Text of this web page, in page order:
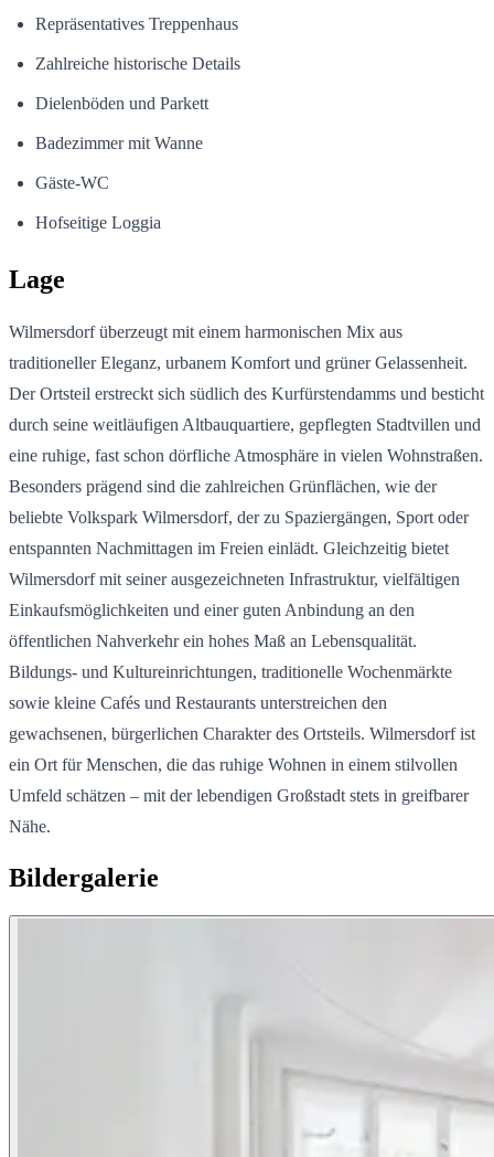
Repräsentatives Treppenhaus
Zahlreiche historische Details
Dielenböden und Parkett
Badezimmer mit Wanne
Gäste-WC
Hofseitige Loggia
Lage
Wilmersdorf überzeugt mit einem harmonischen Mix aus
traditioneller Eleganz, urbanem Komfort und grüner Gelassenheit.
Der Ortsteil erstreckt sich südlich des Kurfürstendamms und besticht
durch seine weitläufigen Altbauquartiere, gepflegten Stadtvillen und
eine ruhige, fast schon dörfliche Atmosphäre in vielen Wohnstraßen.
Besonders prägend sind die zahlreichen Grünflächen, wie der
beliebte Volkspark Wilmersdorf, der zu Spaziergängen, Sport oder
entspannten Nachmittagen im Freien einlädt. Gleichzeitig bietet
Wilmersdorf mit seiner ausgezeichneten Infrastruktur, vielfältigen
Einkaufsmöglichkeiten und einer guten Anbindung an den
öffentlichen Nahverkehr ein hohes Maß an Lebensqualität.
Bildungs- und Kultureinrichtungen, traditionelle Wochenmärkte
sowie kleine Cafés und Restaurants unterstreichen den
gewachsenen, bürgerlichen Charakter des Ortsteils. Wilmersdorf ist
ein Ort für Menschen, die das ruhige Wohnen in einem stilvollen
Umfeld schätzen – mit der lebendigen Großstadt stets in greifbarer
Nähe.
Bildergalerie